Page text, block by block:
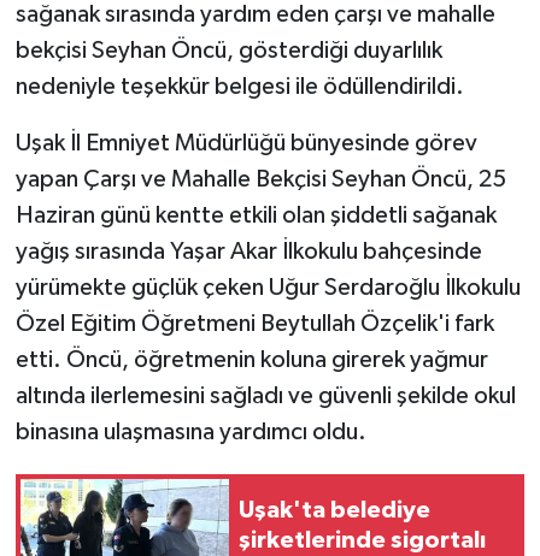
sağanak sırasında yardım eden çarşı ve mahalle
bekçisi Seyhan Öncü, gösterdiği duyarlılık
nedeniyle teşekkür belgesi ile ödüllendirildi.
Uşak İl Emniyet Müdürlüğü bünyesinde görev
yapan Çarşı ve Mahalle Bekçisi Seyhan Öncü, 25
Haziran günü kentte etkili olan şiddetli sağanak
yağış sırasında Yaşar Akar İlkokulu bahçesinde
yürümekte güçlük çeken Uğur Serdaroğlu İlkokulu
Özel Eğitim Öğretmeni Beytullah Özçelik'i fark
etti. Öncü, öğretmenin koluna girerek yağmur
altında ilerlemesini sağladı ve güvenli şekilde okul
binasına ulaşmasına yardımcı oldu.
Uşak'ta belediye
şirketlerinde sigortalı
GENEL
GÜNDEM
Güvenlik
İNSAN
İş Dünyası
Jandarma
Kadın
KÜLTÜR SANAT